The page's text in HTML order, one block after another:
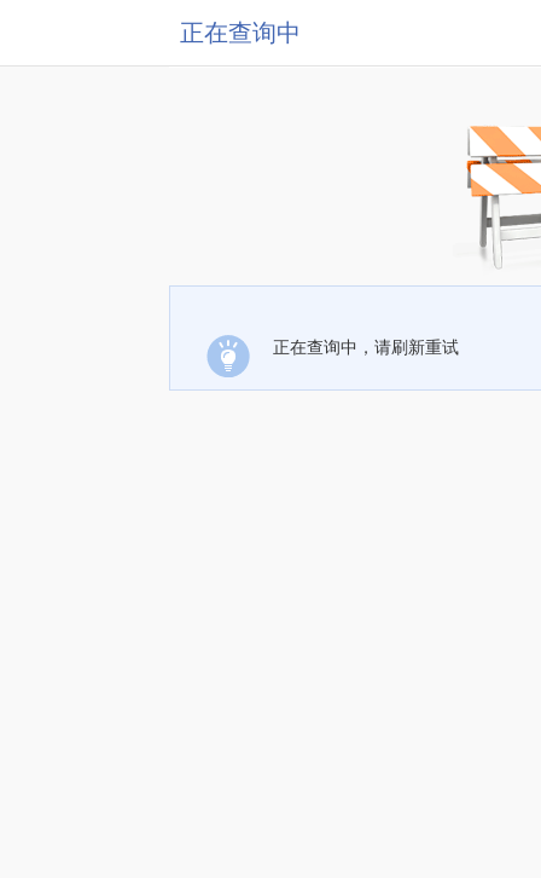
正在查询中
正在查询中，请刷新重试